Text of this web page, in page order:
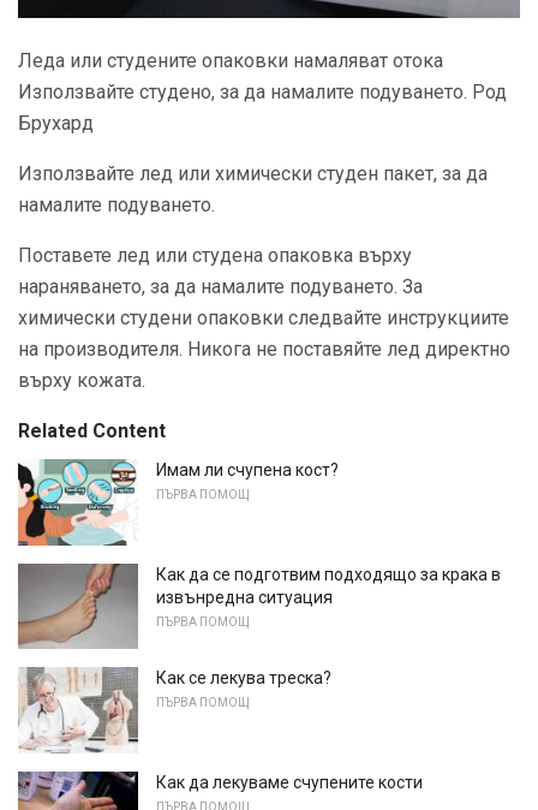
Леда или студените опаковки намаляват отока
Използвайте студено, за да намалите подуването. Род
Брухард
Използвайте лед или химически студен пакет, за да
намалите подуването.
Поставете лед или студена опаковка върху
нараняването, за да намалите подуването. За
химически студени опаковки следвайте инструкциите
на производителя. Никога не поставяйте лед директно
върху кожата.
Related Content
Имам ли счупена кост?
ПЪРВА ПОМОЩ
Как да се подготвим подходящо за крака в
извънредна ситуация
ПЪРВА ПОМОЩ
Как се лекува треска?
ПЪРВА ПОМОЩ
Как да лекуваме счупените кости
ПЪРВА ПОМОЩ